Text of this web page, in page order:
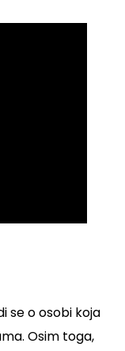
se o osobi koja
Osim toga,